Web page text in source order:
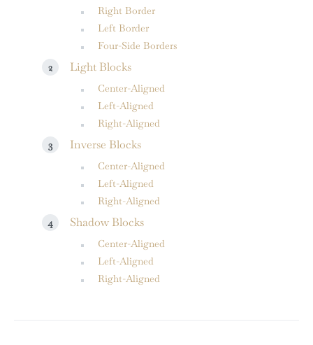
Right Border
Left Border
Four-Side Borders
Light Blocks
Center-Aligned
Left-Aligned
Right-Aligned
Inverse Blocks
Center-Aligned
Left-Aligned
Right-Aligned
Shadow Blocks
Center-Aligned
Left-Aligned
Right-Aligned